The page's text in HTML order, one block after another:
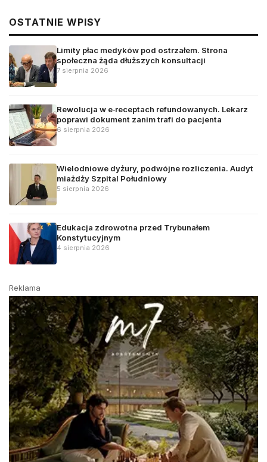
OSTATNIE WPISY
Limity płac medyków pod ostrzałem. Strona
społeczna żąda dłuższych konsultacji
7 sierpnia 2026
Rewolucja w e‑receptach refundowanych. Lekarz
poprawi dokument zanim trafi do pacjenta
6 sierpnia 2026
Wielodniowe dyżury, podwójne rozliczenia. Audyt
miażdży Szpital Południowy
5 sierpnia 2026
Edukacja zdrowotna przed Trybunałem
Konstytucyjnym
4 sierpnia 2026
Reklama